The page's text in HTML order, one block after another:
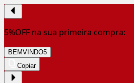
5%OFF na sua primeira compra:
BEMVINDO5
Copiar